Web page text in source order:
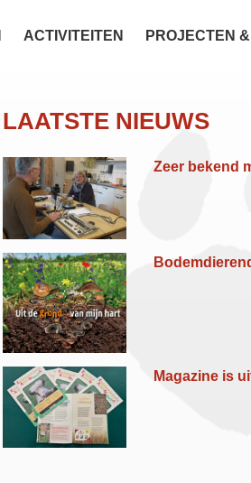
ACTIVITEITEN PROJECTEN
LAATSTE NIEUWS
Zeer bekend
Magazine is